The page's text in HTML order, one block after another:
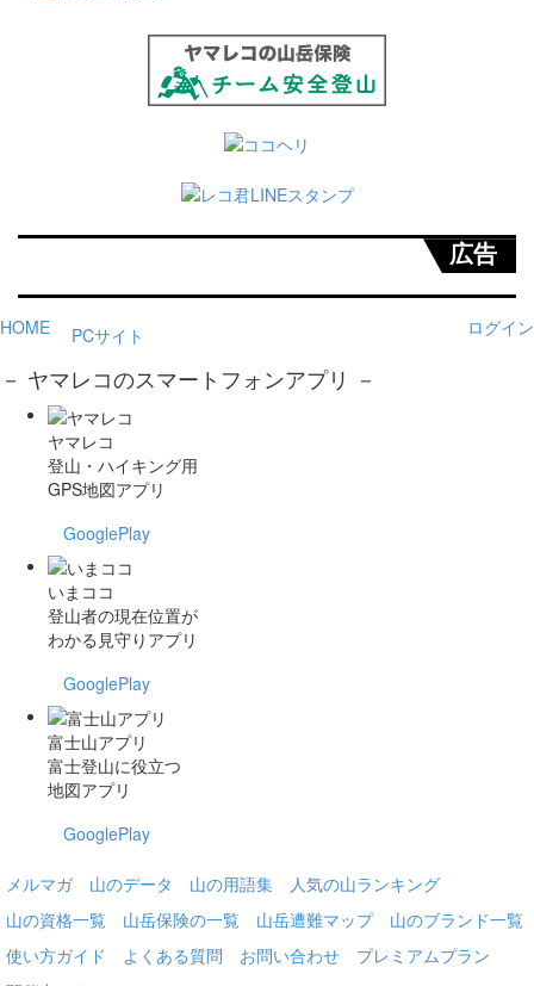
広告
HOME ログイン
PCサイト
－ ヤマレコのスマートフォンアプリ －
ヤマレコ
登山・ハイキング用
GPS地図アプリ
GooglePlay
いまココ
登山者の現在位置が
わかる見守りアプリ
GooglePlay
富士山アプリ
富士登山に役立つ
地図アプリ
GooglePlay
メルマガ 山のデータ 山の用語集
人気の山ランキング
山の資格一覧
山岳保険の一覧 山岳遭難マップ
山のブランド一覧
使い方ガイド
よくある質問 お問い合わせ
プレミアムプラン